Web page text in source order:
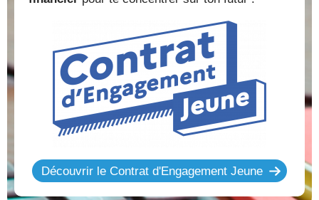
Découvrir le Contrat d'Engagement Jeune